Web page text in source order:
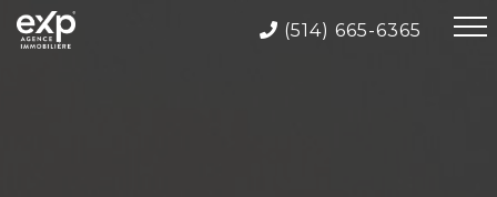
(514) 665-6365